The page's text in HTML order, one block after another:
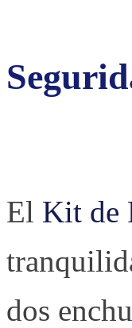
El Kit de
dos